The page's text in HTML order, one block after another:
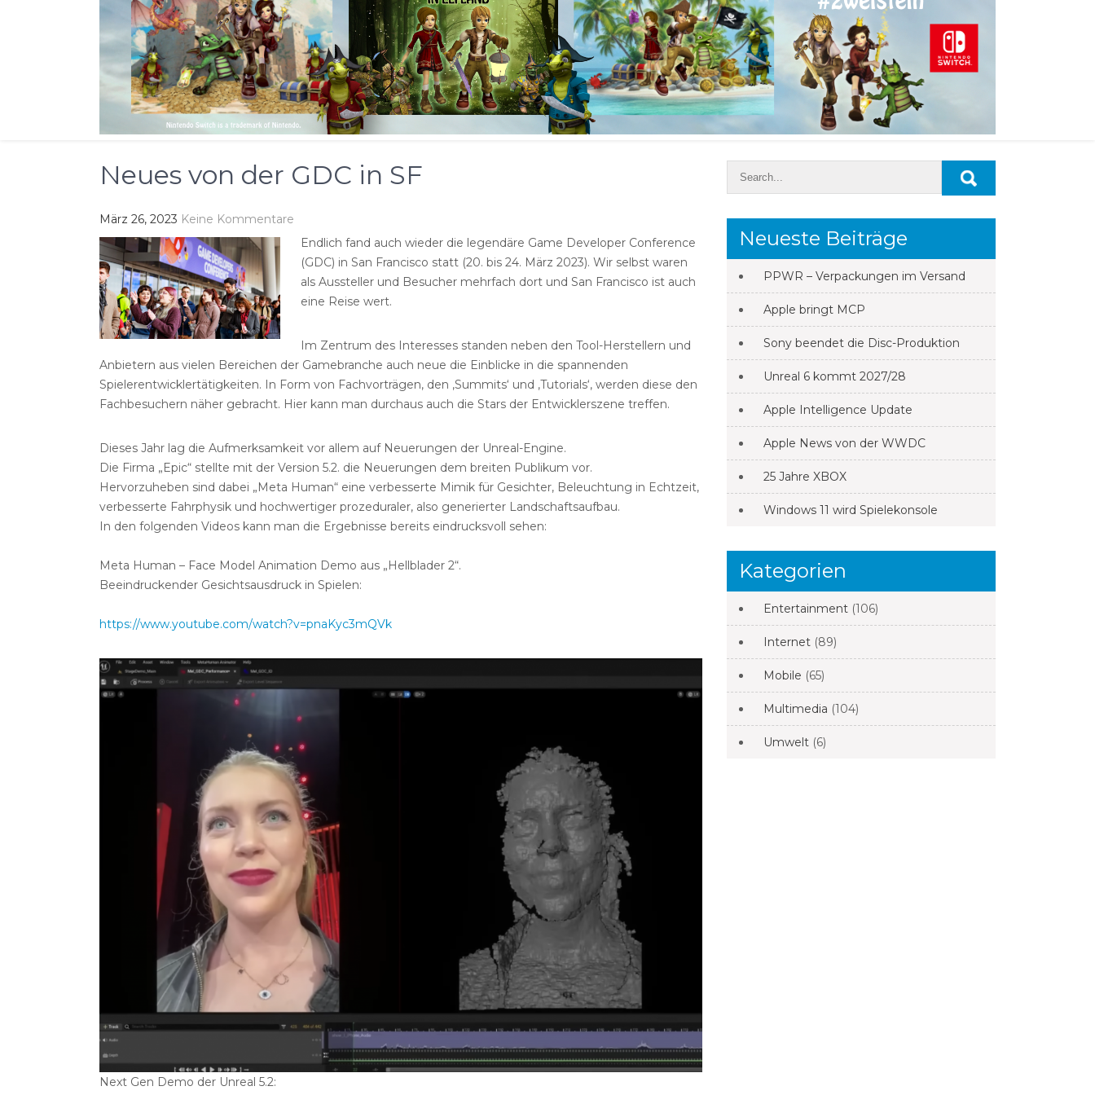
Neues von der GDC in SF
März 26, 2023 Keine Kommentare
Endlich fand auch wieder die legendäre Game Developer Conference
(GDC) in San Francisco statt (20. bis 24. März 2023). Wir selbst waren
als Aussteller und Besucher mehrfach dort und San Francisco ist auch
eine Reise wert.
Im Zentrum des Interesses standen neben den Tool-Herstellern und
Anbietern aus vielen Bereichen der Gamebranche auch neue die Einblicke in die spannenden
Spielerentwicklertätigkeiten. In Form von Fachvorträgen, den ‚Summits‘ und ‚Tutorials‘, werden diese den
Fachbesuchern näher gebracht. Hier kann man durchaus auch die Stars der Entwicklerszene treffen.
Dieses Jahr lag die Aufmerksamkeit vor allem auf Neuerungen der Unreal-Engine.
Die Firma „Epic“ stellte mit der Version 5.2. die Neuerungen dem breiten Publikum vor.
Hervorzuheben sind dabei „Meta Human“ eine verbesserte Mimik für Gesichter, Beleuchtung in Echtzeit,
verbesserte Fahrphysik und hochwertiger prozeduraler, also generierter Landschaftsaufbau.
In den folgenden Videos kann man die Ergebnisse bereits eindrucksvoll sehen:
Meta Human – Face Model Animation Demo aus „Hellblader 2“.
Beeindruckender Gesichtsausdruck in Spielen:
https://www.youtube.com/watch?v=pnaKyc3mQVk
Next Gen Demo der Unreal 5.2:
Neueste Beiträge
PPWR – Verpackungen im Versand
Apple bringt MCP
Sony beendet die Disc-Produktion
Unreal 6 kommt 2027/28
Apple Intelligence Update
Apple News von der WWDC
25 Jahre XBOX
Windows 11 wird Spielekonsole
Kategorien
Entertainment (106)
Internet (89)
Mobile (65)
Multimedia (104)
Umwelt (6)